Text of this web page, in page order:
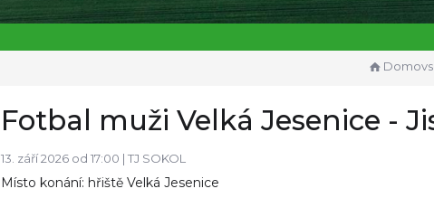
Domovská
Fotbal muži Velká Jesenice -
13. září 2026 od 17:00 |TJ SOKOL
Místo konání: hřiště Velká Jesenice